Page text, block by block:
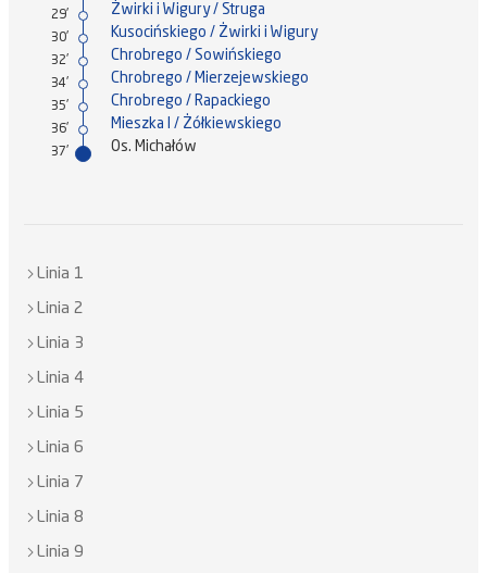
29' Żwirki i Wigury / Struga
30' Kusocińskiego / Żwirki i Wigury
32' Chrobrego / Sowińskiego
34' Chrobrego / Mierzejewskiego
35' Chrobrego / Rapackiego
36' Mieszka I / Żółkiewskiego
37' Os. Michałów
Linia 1
Linia 2
Linia 3
Linia 4
Linia 5
Linia 6
Linia 7
Linia 8
Linia 9